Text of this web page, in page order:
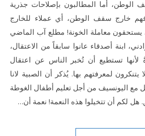
أما المطالبون بإصلاحات جذرية
فهم خارج سقف الوطن، أي عملاء للخارج
يستحقون معاملة الخونة! مطلع آب الماضي
ابنة أصدقاء عانوا سابقاً من الاعتقال،
لأنها تستطيع أن تُخبر الناس عن اعتقال
يتنكرون لمعرفتهم بها. يُذكر أن الصبية لانا
مع اليونسيف من أجل تعليم أطفال الغوطة
لكم أن تتخيلوا هذه النعمة! نعمة أن…